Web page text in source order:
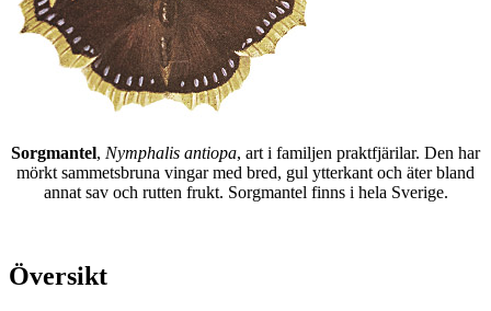
Sorgmantel, Nymphalis antiopa, art i familjen praktfjärilar. Den har
mörkt sammetsbruna vingar med bred, gul ytterkant och äter bland
annat sav och rutten frukt. Sorgmantel finns i hela Sverige.
Översikt